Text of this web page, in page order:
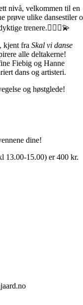
nivå, velkommen til en
prøve ulike dansestiler
trenere.🤸🏻‍♀💫
kjent fra Skal vi danse
alle deltakerne!
Fiebig og Hanne
dans og artisteri.
og høstglede!
dine!
13.00-15.00) er 400 kr.